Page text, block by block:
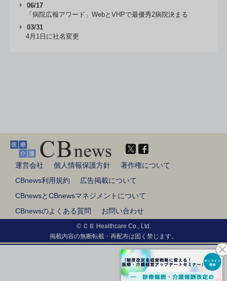
06/17
「病院広報アワード」WebとVHPで最優秀2病院決まる
03/31
4月1日に社名変更
運営会社 個人情報保護方針
著作権について
CBnews利用規約
広告掲載について
CBnewsとCBnewsマネジメントについて
CBnewsのよくある質問
お問い合わせ
© ＣＢ Healthcare Co., Ltd.
掲載内容の無断転載・再配布は固く禁じます。